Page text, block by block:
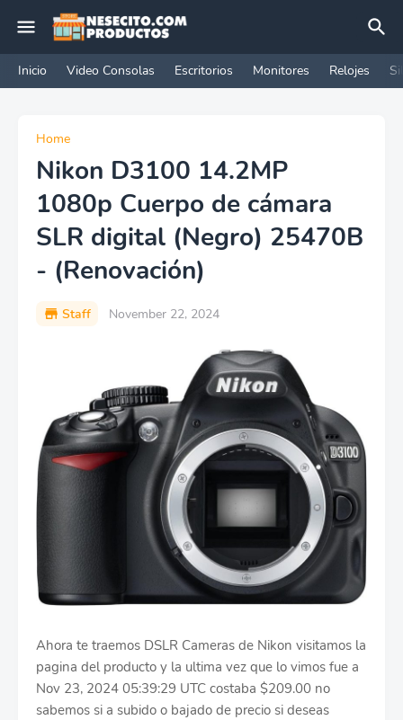
Inicio Video Consolas Escritorios Monitores Relojes
Home
Nikon D3100 14.2MP
1080p Cuerpo de cámara
SLR digital (Negro) 25470B
- (Renovación)
Staff November 22, 2024
Ahora te traemos DSLR Cameras de Nikon visitamos la
pagina del producto y la ultima vez que lo vimos fue a
Nov 23, 2024 05:39:29 UTC costaba $209.00 no
sabemos si a subido o bajado de precio si deseas